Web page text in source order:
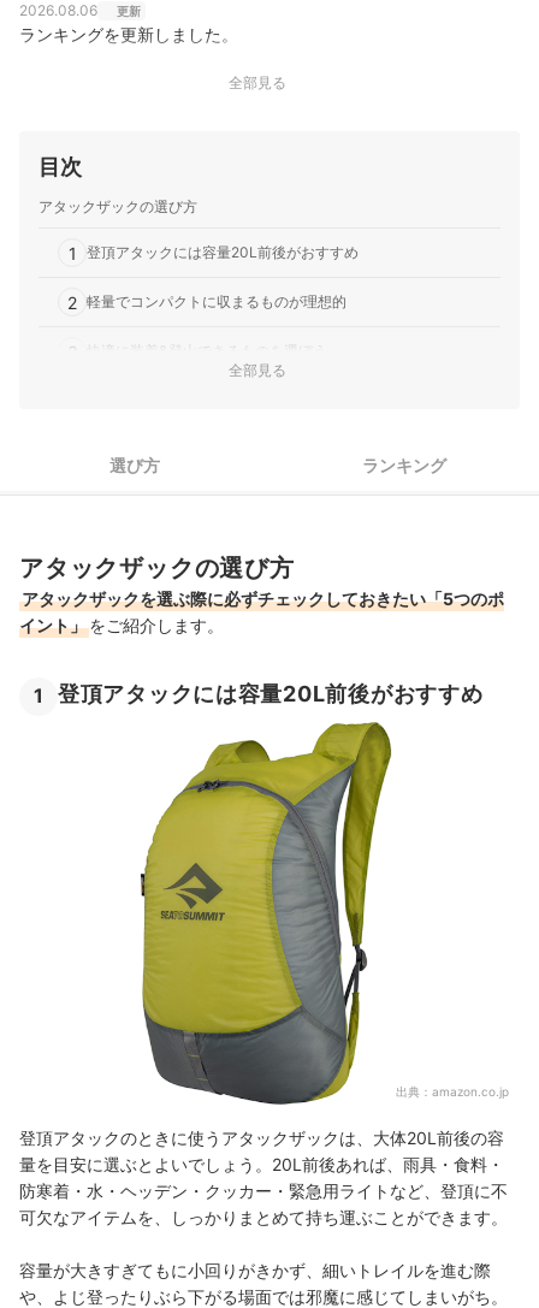
2026.08.06 更新
ランキングを更新しました。
全部見る
目次
アタックザックの選び方
1 登頂アタックには容量20L前後がおすすめ
2 軽量でコンパクトに収まるものが理想的
3 快適に装着&登山できるものを選ぼう
アタックザック全21商品おすすめ人気ランキング
アタックザックの売れ筋ランキングもチェック！
全部見る
選び方 ランキング
アタックザックの選び方
アタックザックを選ぶ際に必ずチェックしておきたい「5つのポ
イント」をご紹介します。
1 登頂アタックには容量20L前後がおすすめ
出典： amazon.co.jp
登頂アタックのときに使うアタックザックは、大体20L前後の容
量を目安に選ぶとよいでしょう。20L前後あれば、雨具・食料・
防寒着・水・ヘッデン・クッカー・緊急用ライトなど、登頂に不
可欠なアイテムを、しっかりまとめて持ち運ぶことができます。
容量が大きすぎてもに小回りがきかず、細いトレイルを進む際
や、よじ登ったりぶら下がる場面では邪魔に感じてしまいがち。